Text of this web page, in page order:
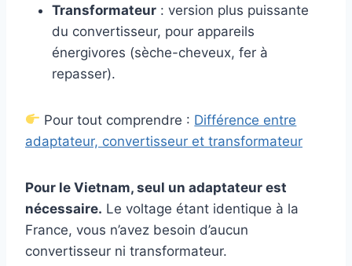
Transformateur : version plus puissante
du convertisseur, pour appareils
énergivores (sèche-cheveux, fer à
repasser).
Pour tout comprendre : Différence entre
adaptateur, convertisseur et transformateur
Pour le Vietnam, seul un adaptateur est
nécessaire. Le voltage étant identique à la
France, vous n’avez besoin d’aucun
convertisseur ni transformateur.